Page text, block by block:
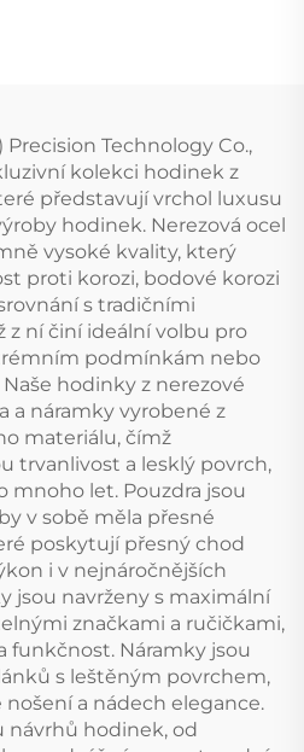
Technology Co.,
kolekci hodinek z
představují vrchol luxusu
hodinek. Nerezová ocel
vysoké kvality, který
proti korozi, bodové korozi
s tradičními
z ní činí ideální volbu pro
podmínkám nebo
hodinky z nerezové
a náramky vyrobené z
materiálu, čímž
trvanlivost a lesklý povrch,
mnoho let. Pouzdra jsou
v sobě měla přesné
poskytují přesný chod
i v nejnáročnějších
jsou navrženy s maximální
značkami a ručičkami,
funkčnost. Náramky jsou
s leštěným povrchem,
a nádech elegance.
návrhů hodinek, od